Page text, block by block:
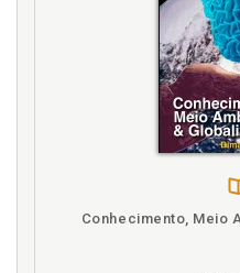
Conhecimento, Meio